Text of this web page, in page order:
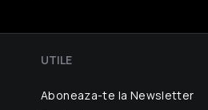
UTILE
Aboneaza-te la Newsletter